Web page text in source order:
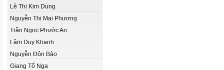
Lê Thị Kim Dung
Nguyễn Thị Mai Phương
Trần Ngọc Phước An
Lâm Duy Khanh
Nguyễn Đôn Bảo
Giang Tố Nga